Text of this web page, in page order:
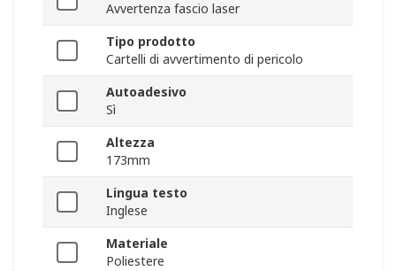
Avvertenza fascio laser
Tipo prodotto
Cartelli di avvertimento di pericolo
Autoadesivo
Sì
Altezza
173mm
Lingua testo
Inglese
Materiale
Poliestere